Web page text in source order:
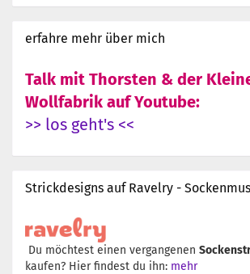
erfahre mehr über mich
Talk mit Thorsten & der
Wollfabrik auf Youtube:
>> los geht's <<
Strickdesigns auf Ravelry -
Du möchtest einen vergangenen
kaufen? Hier findest du ihn: mehr